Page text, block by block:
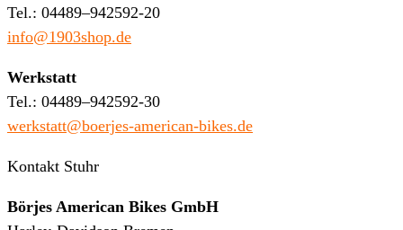
Tel.: 04489–942592-20
info@1903shop.de
Werkstatt
Tel.: 04489–942592-30
werkstatt@boerjes-american-bikes.de
Kontakt Stuhr
Börjes American Bikes GmbH